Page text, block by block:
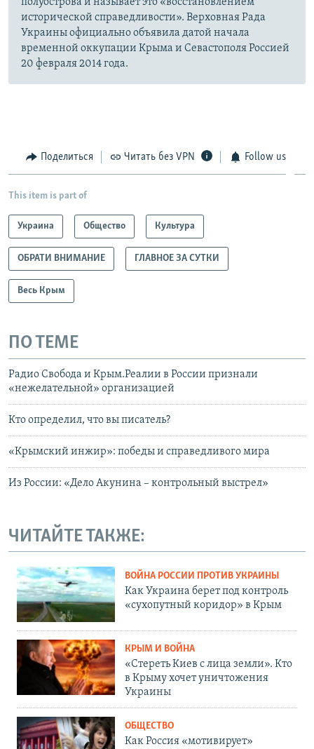
исторической справедливости». Верховная Рада
Украины официально объявила датой начала
временной оккупации Крыма и Севастополя Россией
20 февраля 2014 года.
Поделиться Читать без VPN Follow us
This item is part of
Украина Общество Культура
ОБРАТИ ВНИМАНИЕ ГЛАВНОЕ ЗА СУТКИ
Весь Крым
ПО ТЕМЕ
Радио Свобода и Крым.Реалии в России признали
«нежелательной» организацией
Кто определил, что вы писатель?
«Крымский инжир»: победы и справедливого мира
Из России: «Дело Акунина – контрольный выстрел»
ЧИТАЙТЕ ТАКЖЕ:
ВОЙНА РОССИИ ПРОТИВ УКРАИНЫ
Как Украина берет под контроль
«сухопутный коридор» в Крым
КРЫМ И ВОЙНА
«Стереть Киев с лица земли». Кто
в Крыму хочет уничтожения
Украины
ОБЩЕСТВО
Как Россия «мотивирует»